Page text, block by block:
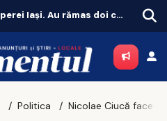
O nouă finală pentru șefia Operei Iași. Au rămas doi candidați
Politica